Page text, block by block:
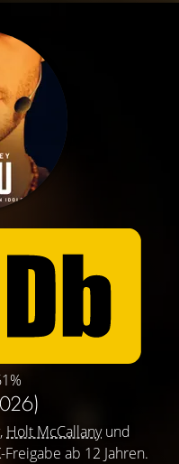
, Holt McCallanyund
Freigabe ab 12 Jahren.